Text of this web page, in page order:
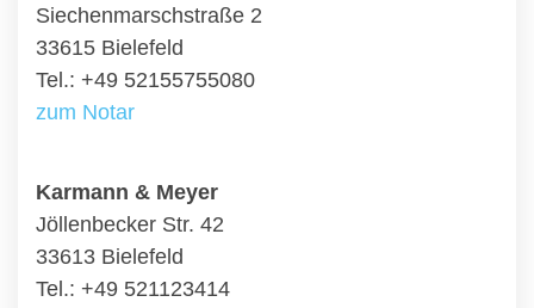
Siechenmarschstraße 2
33615 Bielefeld
Tel.: +49 52155755080
zum Notar
Karmann & Meyer
Jöllenbecker Str. 42
33613 Bielefeld
Tel.: +49 521123414